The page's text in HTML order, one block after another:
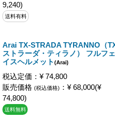
9,240)
送料有料
Arai TX-STRADA TYRANNO（
ストラーダ・ティラノ） フルフェ
イスヘルメット(Arai)
税込定価：¥ 74,800
販売価格(税込価格) ：¥ 68,000(¥
74,800)
送料無料